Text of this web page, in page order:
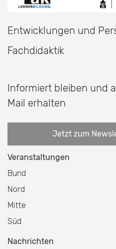
Entwicklungen und
Fachdidaktik
Informiert bleiben und
Mail erhalten
Jetzt zum
Veranstaltungen
Bund
Nord
Mitte
Süd
Nachrichten